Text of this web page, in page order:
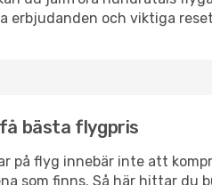
erbjudanden och viktiga
bästa flygpris
på flyg innebär inte att
som finns. Så här hittar du